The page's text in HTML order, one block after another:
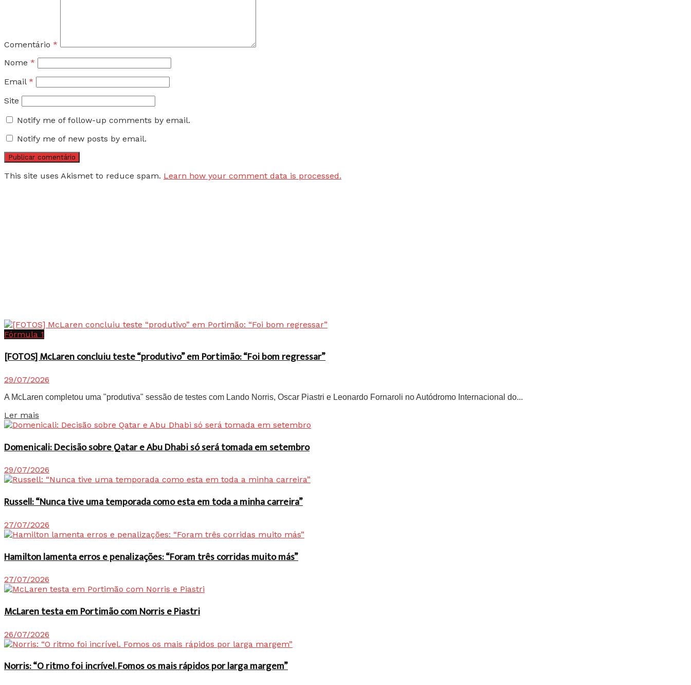
Comentário *
Nome *
Email *
Site
Notify me of follow-up comments by email.
Notify me of new posts by email.
This site uses Akismet to reduce spam. Learn how your comment data is processed.
Fórmula 1
[FOTOS] McLaren concluiu teste “produtivo” em Portimão: “Foi bom regressar”
29/07/2026
A McLaren completou uma "produtiva" sessão de testes com Lando Norris, Oscar Piastri e Leonardo Fornaroli no Autódromo Internacional do...
Ler mais
Domenicali: Decisão sobre Qatar e Abu Dhabi só será tomada em setembro
29/07/2026
Russell: “Nunca tive uma temporada como esta em toda a minha carreira”
27/07/2026
Hamilton lamenta erros e penalizações: “Foram três corridas muito más”
27/07/2026
McLaren testa em Portimão com Norris e Piastri
26/07/2026
Norris: “O ritmo foi incrível. Fomos os mais rápidos por larga margem”